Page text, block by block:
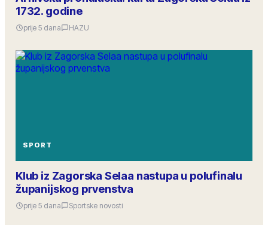
1732. godine
prije 5 dana HAZU
SPORT
Klub iz Zagorska Selaa nastupa u polufinalu
županijskog prvenstva
prije 5 dana Sportske novosti